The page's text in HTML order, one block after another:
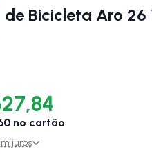
de Bicicleta Aro
no cartão
juros